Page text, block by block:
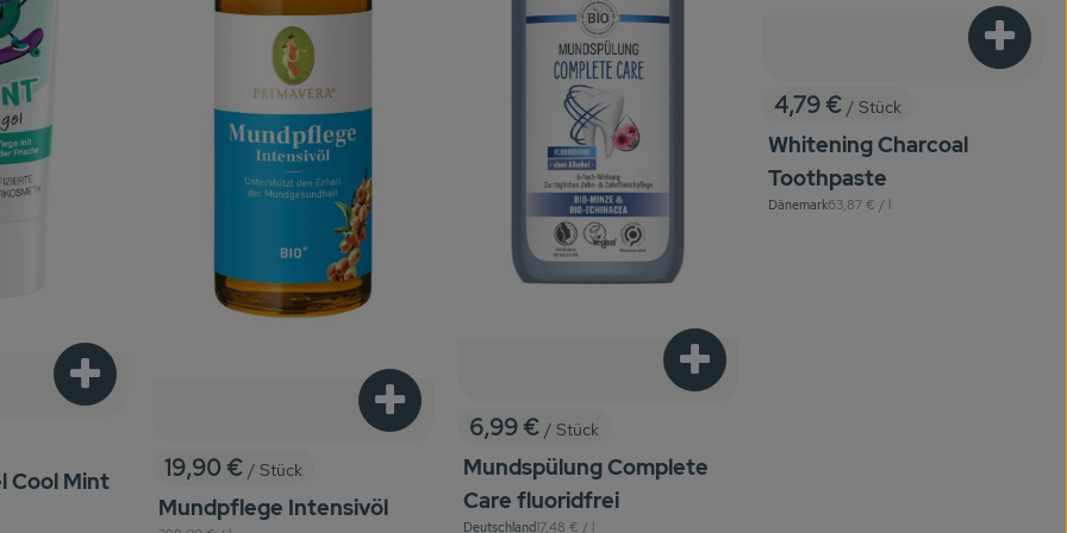
Cool Mint
Produkt zum Warenkorb hinzufügen
, Preis:
19,90 € / Stück
Mundpflege Intensivöl
Produkt zum Warenkorb hinzufügen
, Preis:
6,99 € / Stück
Mundspülung Complete
Care fluoridfrei
Deutschland, Referenzpreis:
17,48 € / l
Produkt zum Warenkorb hinzufügen
, Preis:
4,79 € / Stück
Whitening Charcoal
Toothpaste
, Herkunft:
Dänemark, Referenzpreis:
63,87 € / l